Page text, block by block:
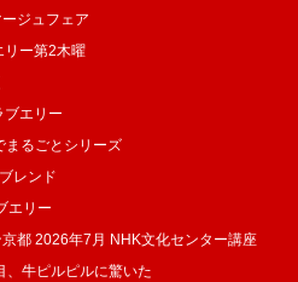
ジュフェア
リー第2木曜
エリー
まるごとシリーズ
レンド
エリー
都 2026年7月 NHK文化センター講座
牛ピルピルに驚いた